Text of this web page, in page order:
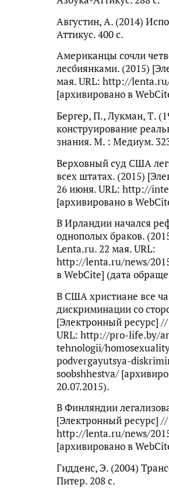
Августин, А. (2014)
Аттикус. 400 с.
Американцы сочли
лесбиянками. (2015)
мая. URL: http://
[архивировано в
Бергер, П., Лукман, Т.
конструирование
знания. М. : Медиум.
Верховный суд США
всех штатах. (2015)
26 июня. URL: http://
[архивировано в
В Ирландии начался
однополых браков.
Lenta.ru. 22 мая. URL:
http://lenta.ru/news/
в WebCite] (дата
В США христиане все
дискриминации со
[Электронный ресурс]
URL: http://pro-life.by/
tehnologii/
podvergayutsya-
soobshhestva/
20.07.2015).
В Финляндии
[Электронный ресурс]
http://lenta.ru/news/
[архивировано в
Гидденс, Э. (2004)
Питер. 208 с.